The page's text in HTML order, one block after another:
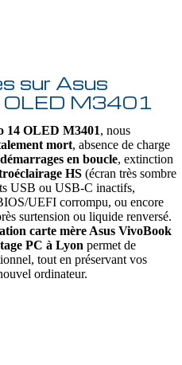
sur Asus
OLED M3401
14 OLED M3401, nous
mort, absence de charge
en boucle, extinction
HS (écran très sombre
USB ou USB‑C inactifs,
UEFI corrompu, ou encore
surtension ou liquide renversé.
carte mère Asus VivoBook
PC à Lyon permet de
tout en préservant vos
ordinateur.